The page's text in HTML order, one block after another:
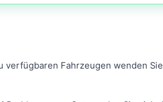
Fahrzeugen wenden